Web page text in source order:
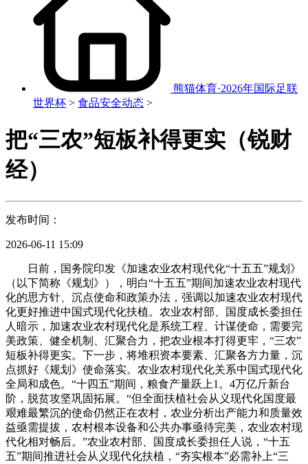
熊猫体育·2026年国际足联
世界杯 > 食品安全动态 >
把“三农”短板补得更实（锐财
经）
发布时间：
2026-06-11 15:09
日前，国务院印发《加速农业农村现代化“十五五”规划》
（以下简称《规划》），明白“十五五”期间加速农业农村现代
化的思方针、沉点使命和政策办法，强调以加速农业农村现代
化更好推进中国式现代化扶植。农业农村部、国度成长委担任
人暗示，加速农业农村现代化是系统工程、计谋使命，需要完
美政策、健全机制、汇聚合力，把农业根本打得更牢，“三农”
短板补得更实。下一步，将堆积资本要素、汇聚各方力量，沉
点抓好《规划》使命落实。农业农村现代化关系中国式现代化
全局和成色。“十四五”期间，粮食产量跃上1。4万亿斤新台
阶，脱贫攻坚巩固拓展。“但全面扶植社会从义现代化国度最
艰难最繁沉的使命仍然正在农村，农业分析出产能力和质量效
益亟需提拔，农村根本设备和公共办事亟待完美，农业农村现
代化相对畅后。”农业农村部、国度成长委担任人说，“十五
五”期间推进社会从义现代化扶植，“夯实根本”必需补上“三